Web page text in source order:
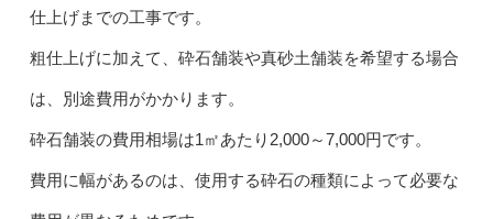
仕上げまでの工事です。
粗仕上げに加えて、砕石舗装や真砂土舗装を希望する場合
は、別途費用がかかります。
砕石舗装の費用相場は1㎡あたり2,000～7,000円です。
費用に幅があるのは、使用する砕石の種類によって必要な